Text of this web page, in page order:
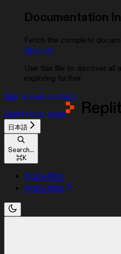
Documentation
Fetch the complete
/llms.txt
Use this file to discover all
exploring further.
Skip to main content
Replit home page
日本語
Search...
⌘K
作成を開始
作成を開始